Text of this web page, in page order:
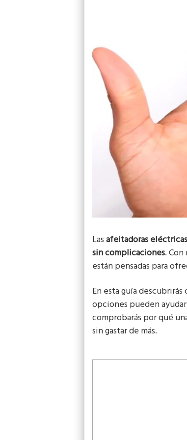
Lasafeitadoras eléctricas
sin complicaciones.
están pensadas para
En esta guía descubrirás
opciones pueden
comprobarás por qué
sin gastar de más.